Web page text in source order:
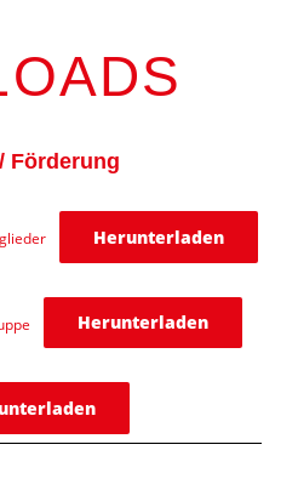
Förderung
Herunterladen
Herunterladen